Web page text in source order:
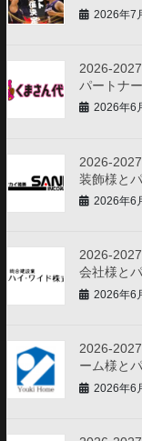
2026年7
2026-
パートナ
2026年6
2026-
装飾様と
2026年6
2026-
会社様と
2026年6
2026-
ーム様と
2026年6